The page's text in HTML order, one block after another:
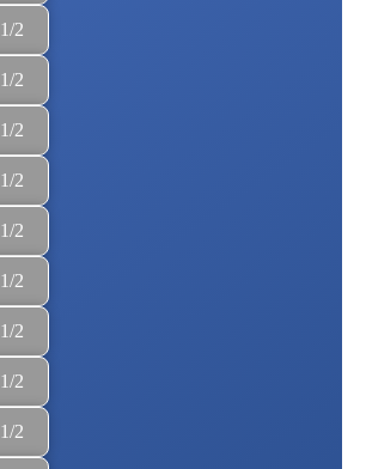
1/2 2*3
1/2 2*4
1/2*1
1/2*1/2 1
1/2*1/2 2
1/2*1/4 1
1/2*2
1/2*3
1/2*3/4